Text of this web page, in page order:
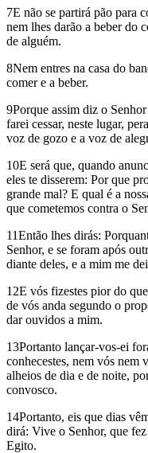
7E não se partirá pão para
nem lhes darão a beber do
de alguém.
8Nem entres na casa do
comer e a beber.
9Porque assim diz o
farei cessar, neste lugar,
voz de gozo e a voz de
10E será que, quando
eles te disserem: Por que
grande mal? E qual é a
que cometemos contra o
11Então lhes dirás:
Senhor, e se foram após
diante deles, e a mim me
12E vós fizestes pior do
de vós anda segundo o
dar ouvidos a mim.
13Portanto lançar-vos-ei
conhecestes, nem vós nem
alheios de dia e de noite,
convosco.
14Portanto, eis que dias
dirá: Vive o Senhor, que
Egito.